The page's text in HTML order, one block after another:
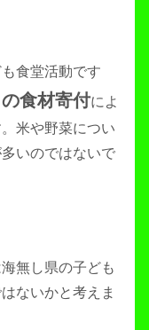
食堂活動です
食材寄付によ
米や野菜につい
いのではないで
無し県の子ども
ないかと考えま